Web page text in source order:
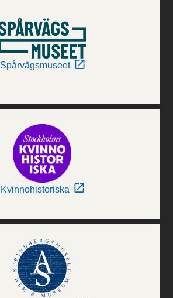
Spårvägsmuseet
Kvinnohistoriska